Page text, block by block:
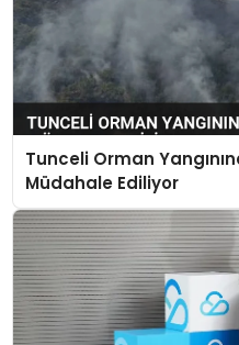
Tunceli Orman
Müdahale Ediliyor